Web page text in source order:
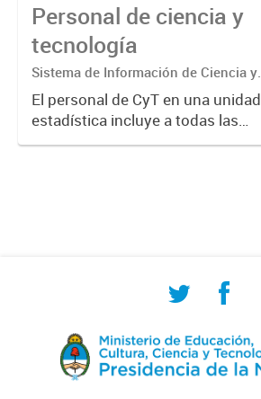
Personal de ciencia y
tecnología
Sistema de Información de Ciencia y
Tecnología Argentino (SICYTAR)
El personal de CyT en una unidad
estadística incluye a todas las
personas involucradas